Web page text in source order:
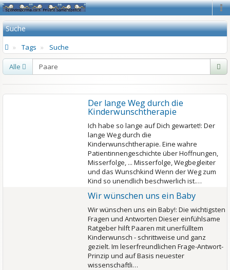
Suche
Tags Suche
Alle
Der lange Weg durch die
Kinderwunschtherapie
Ich habe so lange auf Dich gewartet!: Der
lange Weg durch die
Kinderwunschtherapie. Eine wahre
Patientinnengeschichte über Hoffnungen,
Misserfolge, ... Misserfolge, Wegbegleiter
und das Wunschkind Wenn der Weg zum
Kind so unendlich beschwerlich ist.…
Wir wünschen uns ein Baby
Wir wünschen uns ein Baby!: Die wichtigsten
Fragen und Antworten Dieser einfühlsame
Ratgeber hilft Paaren mit unerfülltem
Kinderwunsch - schrittweise und ganz
gezielt. Im leserfreundlichen Frage-Antwort-
Prinzip und auf Basis neuester
wissenschaftli…